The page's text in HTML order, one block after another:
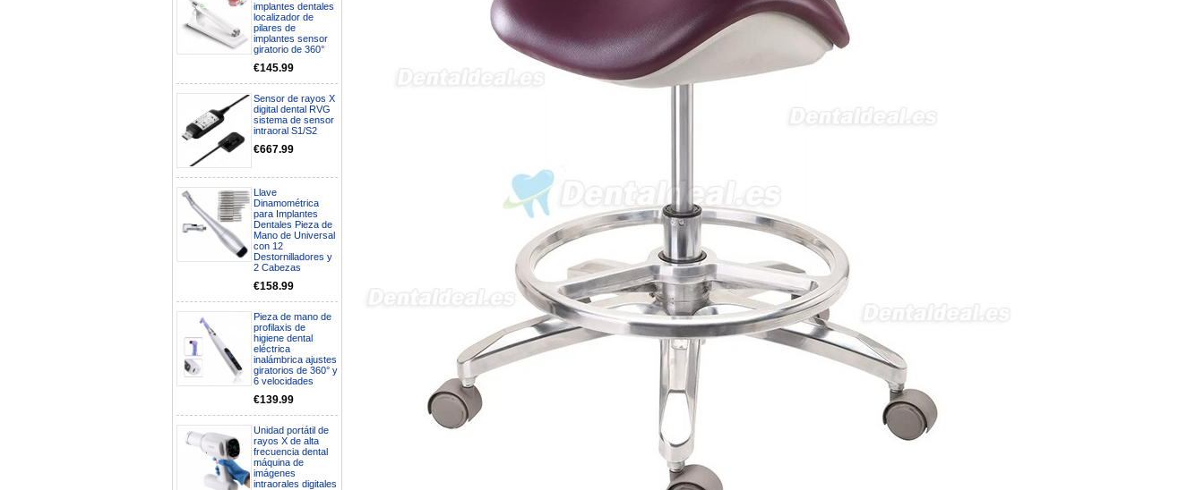
implantes dentales
localizador de
pilares de
implantes sensor
giratorio de 360°
€145.99
Sensor de rayos X
digital dental RVG
sistema de sensor
intraoral S1/S2
€667.99
Llave
Dinamométrica
para Implantes
Dentales Pieza de
Mano de Universal
con 12
Destornilladores y
2 Cabezas
€158.99
Pieza de mano de
profilaxis de
higiene dental
eléctrica
inalámbrica ajustes
giratorios de 360° y
6 velocidades
€139.99
Unidad portátil de
rayos X de alta
frecuencia dental
máquina de
imágenes
intraorales digitales
Boa noite gostaria de saber se
seria possível entrega em
Portugal e quanto tempo no
av Francisco Sá Carneiro n40
5430-423 Valpacos do seguinte
produto - Motor eléctrico dental
inalámbrico IPR pieza de mano
ortodoncia y pulido 2 en 1.
Rita
29/07/2026
Mi formulario de pedido: S /
N.2026060712980804 ,
BUENOS DIAS CUANDO
RECIBIRE MI PEDIDO,
GRACIAS
clinicadentalcunit
11/06/2026